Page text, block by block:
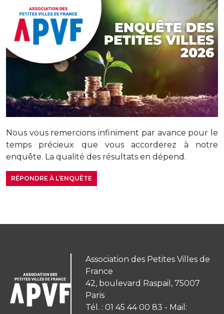
Nous vous remercions infiniment par avance pour le
temps précieux que vous accorderez à notre
enquête. La qualité des résultats en dépend.
RÉPONDRE À L’ENQUÊTE
Association des Petites Villes de
France
42, boulevard Raspail, 75007
Paris
Tél. : 01 45 44 00 83 - Mail: